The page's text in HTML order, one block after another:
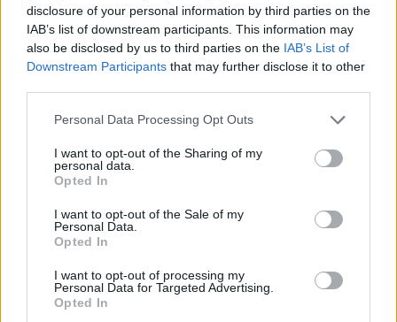
disclosure of your personal information by third parties on the
IAB’s list of downstream participants. This information may
also be disclosed by us to third parties on the IAB’s List of
Downstream Participants that may further disclose it to other
Please note that this website/app uses one or more Google
not limited to your visit or usage behaviour. You may click to
grant or deny consent to Google and its third-party tags to
use your data for below specified purposes in below Google
consent section.
Personal Data Processing Opt Outs
I want to opt-out of the Sharing of my
personal data.
Opted In
I want to opt-out of the Sale of my
Personal Data.
Opted In
I want to opt-out of processing my
Personal Data for Targeted Advertising.
Opted In
Olasz lap: dzsihadista hálózatokra és a ceutai
bevándorlás biztonsági kockázataira
HÍREK 4 órája
Heaven Street Seven: nézz vissza, és nézd